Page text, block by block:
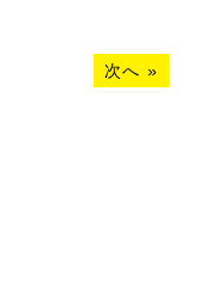
次へ »